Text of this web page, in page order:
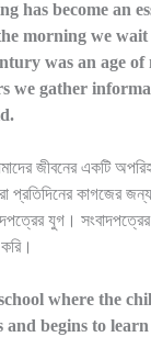
has become an
morning we
was an age of
we gather
জীবনের একটি
প্রতিদিনের কাগজের
যুগ।
where the
and begins to